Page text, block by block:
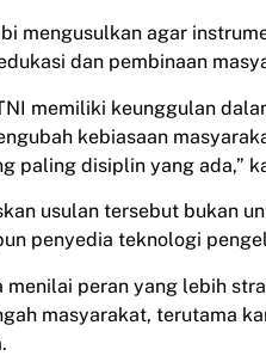
mengusulkan agar
dan pembinaan
memiliki keunggulan
kebiasaan
paling disiplin yang ada,”
usulan tersebut bukan
penyedia teknologi
menilai peran yang lebih
masyarakat, terutama